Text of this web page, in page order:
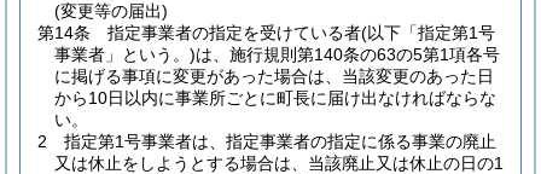
(変更等の届出)
第14条
指定事業者の指定を受けている者(以下「指定第1号
事業者」という。)は、施行規則第140条の63の5第1項各号
に掲げる事項に変更があった場合は、当該変更のあった日
から10日以内に事業所ごとに町長に届け出なければならな
い。
2
指定第1号事業者は、指定事業者の指定に係る事業の廃止
又は休止をしようとする場合は、当該廃止又は休止の日の1